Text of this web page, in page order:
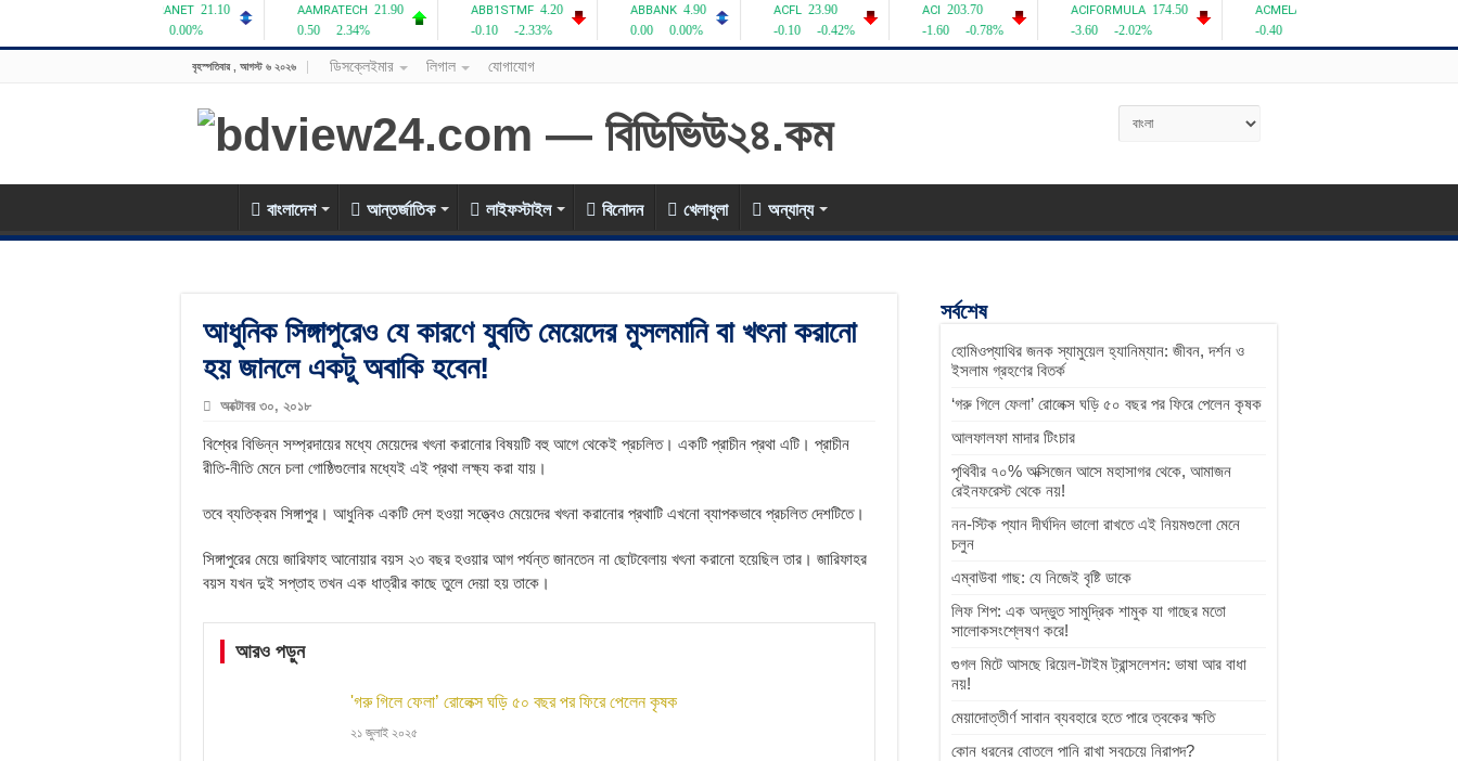
বৃহস্পতিবার , আগস্ট ৬ ২০২৬ ডিসক্লেইমার লিগাল যোগাযোগ
বাংলাদেশ আন্তর্জাতিক লাইফস্টাইল বিনোদন খেলাধুলা অন্যান্য
আধুনিক সিঙ্গাপুরেও যে কারণে যুবতি মেয়েদের মুসলমানি বা খৎনা করানো
হয় জানলে একটু অবাকি হবেন!
অক্টোবর ৩০, ২০১৮
বিশ্বের বিভিন্ন সম্প্রদায়ের মধ্যে মেয়েদের খৎনা করানোর বিষয়টি বহু আগে থেকেই প্রচলিত। একটি প্রাচীন প্রথা এটি। প্রাচীন
রীতি-নীতি মেনে চলা গোষ্ঠিগুলোর মধ্যেই এই প্রথা লক্ষ্য করা যায়।
তবে ব্যতিক্রম সিঙ্গাপুর। আধুনিক একটি দেশ হওয়া সত্ত্বেও মেয়েদের খৎনা করানোর প্রথাটি এখনো ব্যাপকভাবে প্রচলিত দেশটিতে।
সিঙ্গাপুরের মেয়ে জারিফাহ আনোয়ার বয়স ২৩ বছর হওয়ার আগ পর্যন্ত জানতেন না ছোটবেলায় খৎনা করানো হয়েছিল তার। জারিফাহর
বয়স যখন দুই সপ্তাহ তখন এক ধাত্রীর কাছে তুলে দেয়া হয় তাকে।
আরও পড়ুন
'গরু গিলে ফেলা’ রোলেক্স ঘড়ি ৫০ বছর পর ফিরে পেলেন কৃষক
২১ জুলাই ২০২৫
সর্বশেষ
হোমিওপ্যাথির জনক স্যামুয়েল হ্যানিম্যান: জীবন, দর্শন ও
ইসলাম গ্রহণের বিতর্ক
‘গরু গিলে ফেলা’ রোলেক্স ঘড়ি ৫০ বছর পর ফিরে পেলেন কৃষক
আলফালফা মাদার টিংচার
পৃথিবীর ৭০% অক্সিজেন আসে মহাসাগর থেকে, আমাজন
রেইনফরেস্ট থেকে নয়!
নন-স্টিক প্যান দীর্ঘদিন ভালো রাখতে এই নিয়মগুলো মেনে
চলুন
এম্বাউবা গাছ: যে নিজেই বৃষ্টি ডাকে
লিফ শিপ: এক অদ্ভুত সামুদ্রিক শামুক যা গাছের মতো
সালোকসংশ্লেষণ করে!
গুগল মিটে আসছে রিয়েল-টাইম ট্রান্সলেশন: ভাষা আর বাধা
নয়!
মেয়াদোত্তীর্ণ সাবান ব্যবহারে হতে পারে ত্বকের ক্ষতি
কোন ধরনের বোতলে পানি রাখা সবচেয়ে নিরাপদ?